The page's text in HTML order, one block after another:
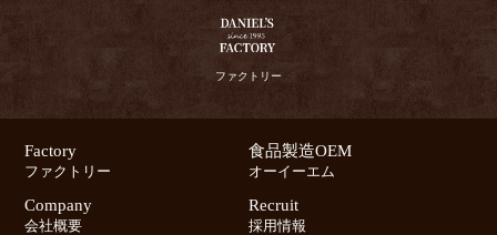
ファクトリー
Factory
ファクトリー
食品製造OEM
オーイーエム
Company
会社概要
Recruit
採用情報